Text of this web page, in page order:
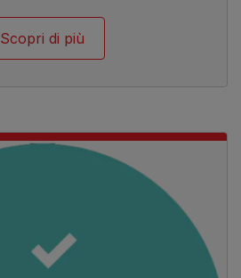
Scopri di più